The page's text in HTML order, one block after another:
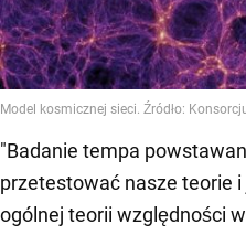
"Badanie tempa
przetestować nasze teorie
ogólnej teorii względności